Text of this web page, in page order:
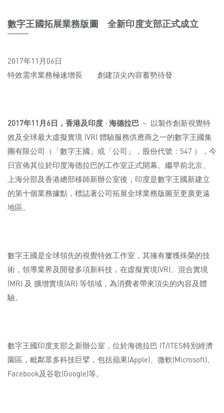
數字王國拓展業務版圖 全新印度支部正式成立
2017年11月06日
特效需求業務極速增長 創建頂尖內容蓄勢待發
2017年11 月6日，香港及印度 · 海德拉巴 － 以製作創新視覺特
效及全球最大虛擬實境 (VR) 體驗服務供應商之一的數字王國集
團有限公司（「數字王國」或「公司」，股份代號：547 ），今
日宣佈其位於印度海德拉巴的工作室正式開幕。繼早前北京、
上海分部及香港總部移師新辦公室後，印度是數字王國新建立
的第十個業務據點，標誌著公司拓展全球業務版圖至更廣更遠
地區。
數字王國是全球領先的視覺特效工作室，其擁有屢獲殊榮的技
術，領導業界及開發多項新科技，在虛擬實境(VR)、混合實境
(MR) 及 擴增實境(AR) 等領域，為消費者帶來頂尖的內容及體
驗。
數字王國印度支部之新辦公室，位於海德拉巴 IT/ITES特別經濟
園區，毗鄰眾多科技巨擘，包括蘋果(Apple)、微軟(Microsoft)、
Facebook及谷歌(Google)等。